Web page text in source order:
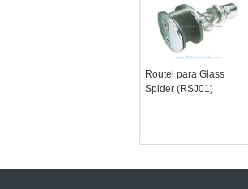
Routel para Glass
Spider (RSJ01)